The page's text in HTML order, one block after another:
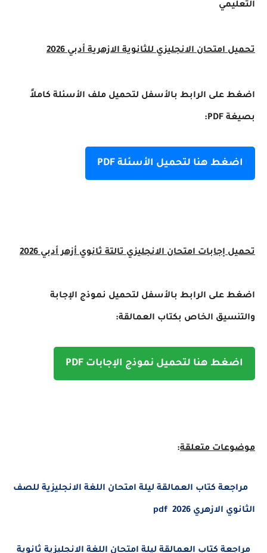
التعليمي
تحميل امتحان الانجليزي للثانوية الازهرية أدبي 2026
اضغط على الرابط بالأسفل لتحميل ملف الأسئلة كاملاً
بصيغة PDF:
اضغط هنا لتحميل الأسئلة PDF
تحميل إجابات امتحان الانجليزي تالتة ثانوي أزهر أدبي 2026
اضغط على الرابط بالأسفل لتحميل نموذج الإجابة
والتنسيق الخاص بكتاب العمالقة:
اضغط هنا لتحميل نموذج الإجابات PDF
موضوعات متعلقة:
مراجعة كتاب العمالقة ليلة امتحان اللغة الانجليزية للصف
الثانوي الازهري 2026 pdf
مراجعة كتاب العمالقة ليلة امتحان اللغة الانجليزية ثانوية